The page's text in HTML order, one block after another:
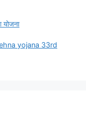
योजना
yojana 33rd